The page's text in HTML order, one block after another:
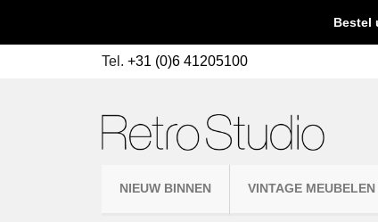
Bestel
Tel. +31 (0)6 41205100
NIEUW BINNEN VINTAGE MEUBELEN